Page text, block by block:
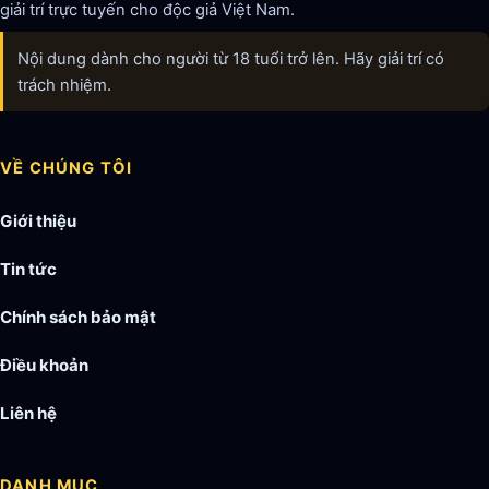
giải trí trực tuyến cho độc giả Việt Nam.
Nội dung dành cho người từ 18 tuổi trở lên. Hãy giải trí có
trách nhiệm.
VỀ CHÚNG TÔI
Giới thiệu
Tin tức
Chính sách bảo mật
Điều khoản
Liên hệ